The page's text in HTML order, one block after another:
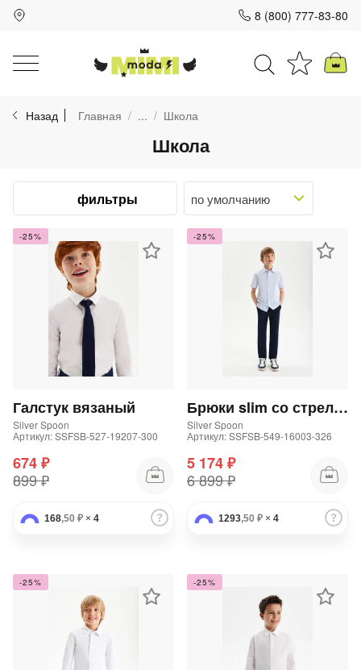
8 (800) 777-83-80
Назад Главная ... Школа
Школа
фильтры
-25%
Галстук вязаный
Silver Spoon
Артикул: SSFSB-527-19207-300
674 ₽
899 ₽
168,50 ₽ × 4
-25%
Брюки slim со стрелками для мальчика
Silver Spoon
Артикул: SSFSB-549-16003-326
5 174 ₽
6 899 ₽
1293,50 ₽ × 4
-25% -25%
Для клиентов всех банков
Разбейте
на части
без переплат
График платежей
Сегодня
в корзину
Оплачивайте сегодня только
% картой любого банка
Оставшиеся 75 % будут
списываться
по 25 каждые 2 недели